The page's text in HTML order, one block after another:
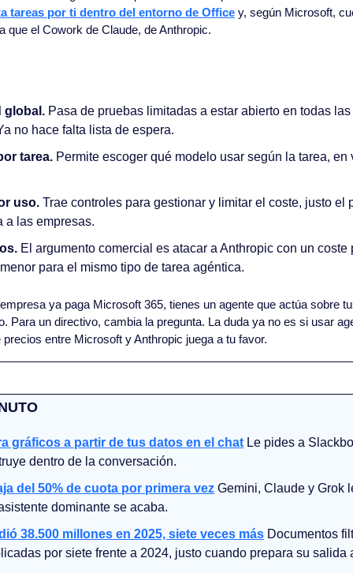
tareas por ti dentro del entorno de Office y, según Microsoft,
que el Cowork de Claude, de Anthropic.
global. Pasa de pruebas limitadas a estar abierto en todas
no hace falta lista de espera.
tarea. Permite escoger qué modelo usar según la tarea, en
uso. Trae controles para gestionar y limitar el coste, justo el
a las empresas.
El argumento comercial es atacar a Anthropic con un coste
para el mismo tipo de tarea agéntica.
ya paga Microsoft 365, tienes un agente que actúa sobre
Para un directivo, cambia la pregunta. La duda ya no es si usar
entre Microsoft y Anthropic juega a tu favor.
gráficos a partir de tus datos en el chat Le pides a
dentro de la conversación.
del 50% de cuota por primera vez Gemini, Claude y Grok
dominante se acaba.
38.500 millones en 2025, siete veces más Documentos
por siete frente a 2024, justo cuando prepara su salida